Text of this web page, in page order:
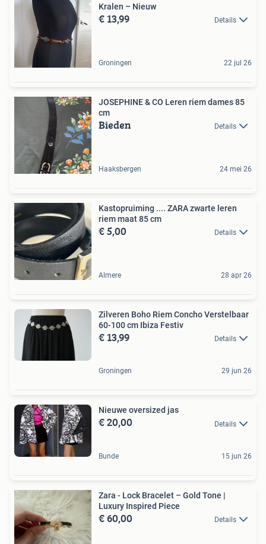
Kralen – Nieuw
€ 13,99 Details
Groningen 22 jul 26
JOSEPHINE & CO Leren riem dames 85
cm
Bieden Details
Haaksbergen 24 mei 26
Kastopruiming .... ZARA zwarte leren
riem maat 85 cm
€ 5,00 Details
Almere 28 apr 26
Zilveren Boho Riem Concho Verstelbaar
60-100 cm Ibiza Festiv
€ 13,99 Details
Groningen 29 jun 26
Nieuwe oversized jas
€ 20,00 Details
Bunde 15 jun 26
Zara - Lock Bracelet – Gold Tone |
Luxury Inspired Piece
€ 60,00 Details